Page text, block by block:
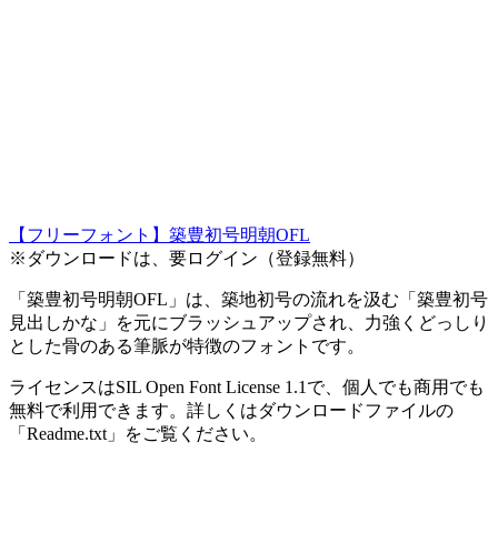
【フリーフォント】築豊初号明朝OFL
※ダウンロードは、要ログイン（登録無料）
「築豊初号明朝OFL」は、築地初号の流れを汲む「築豊初号
見出しかな」を元にブラッシュアップされ、力強くどっしり
とした骨のある筆脈が特徴のフォントです。
ライセンスはSIL Open Font License 1.1で、個人でも商用でも
無料で利用できます。詳しくはダウンロードファイルの
「Readme.txt」をご覧ください。